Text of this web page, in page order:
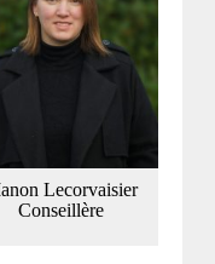
Lecorvaisier
Conseillère